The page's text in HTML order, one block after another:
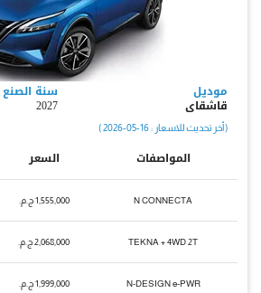
موديل
قاشقاى
سنة الصنع
2027
( أخر تحديث للاسعار : 16-05-2026 )
المواصفات
N CONNECTA
TEKNA + 4WD 2T
N-DESIGN e-PWR
السعر
1,555,000 ج.م.‏
2,068,000 ج.م.‏
1,999,000 ج.م.‏